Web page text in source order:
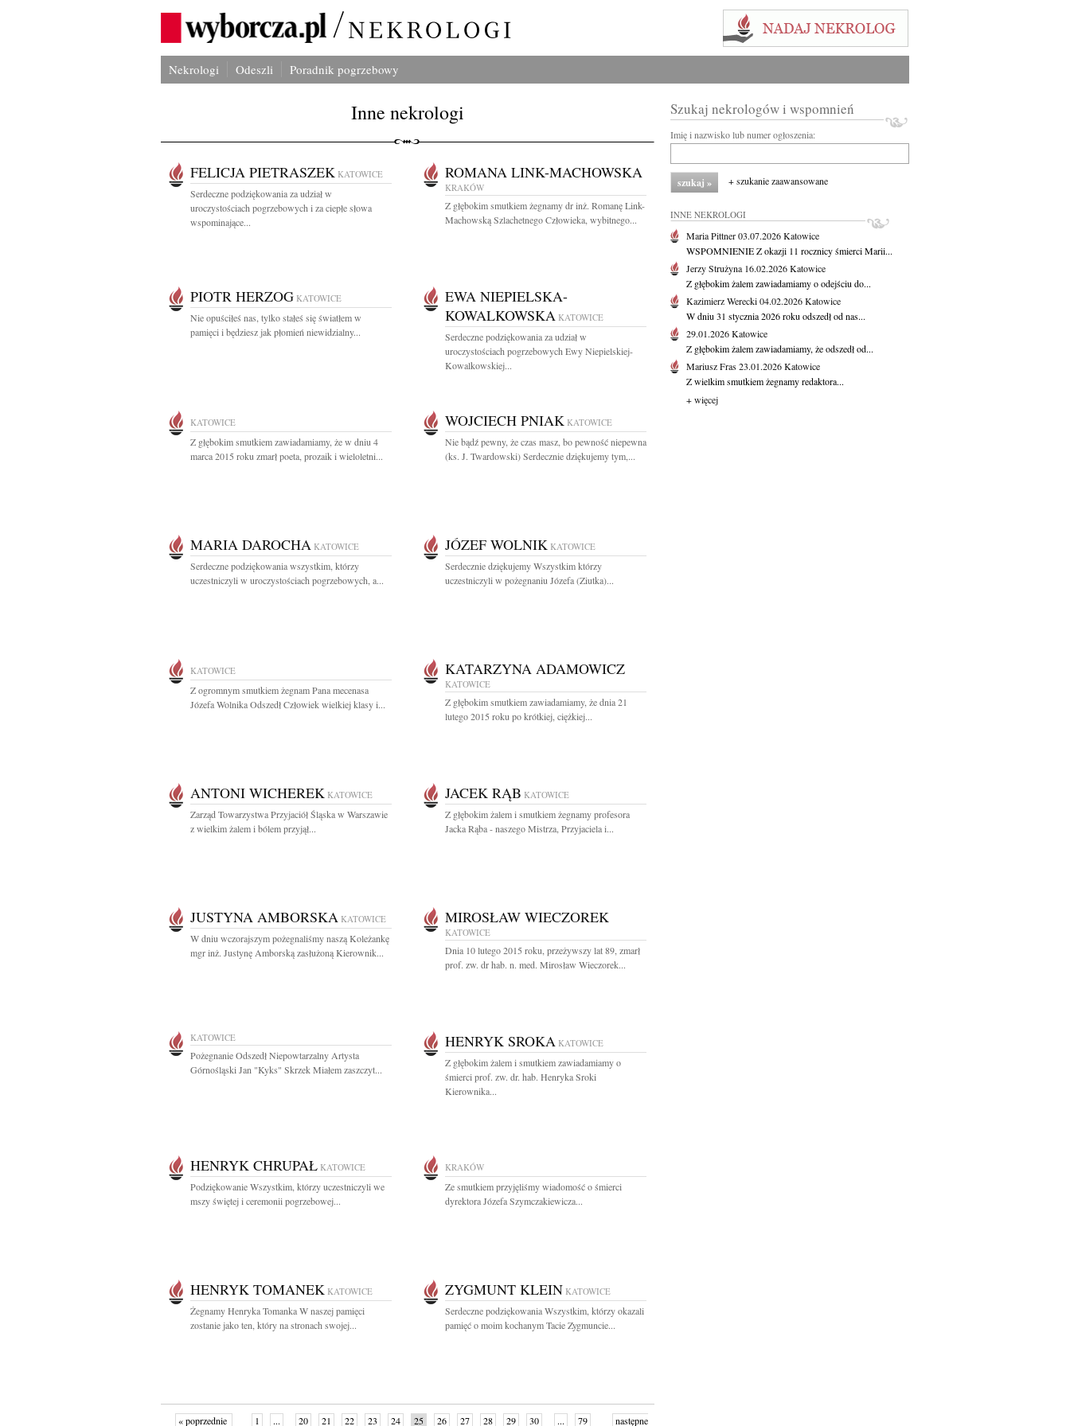
Nekrologi Odeszli Poradnik pogrzebowy
Inne nekrologi
FELICJA PIETRASZEK KATOWICE
Serdeczne podziękowania za udział w
uroczystościach pogrzebowych i za ciepłe słowa
wspominające...
ROMANA LINK-MACHOWSKA
KRAKÓW
Z głębokim smutkiem żegnamy dr inż. Romanę Link-
Machowską Szlachetnego Człowieka, wybitnego...
PIOTR HERZOG KATOWICE
Nie opuściłeś nas, tylko stałeś się światłem w
pamięci i będziesz jak płomień niewidzialny...
EWA NIEPIELSKA-
KOWALKOWSKA KATOWICE
Serdeczne podziękowania za udział w
uroczystościach pogrzebowych Ewy Niepielskiej-
Kowalkowskiej...
KATOWICE
Z głębokim smutkiem zawiadamiamy, że w dniu 4
marca 2015 roku zmarł poeta, prozaik i wieloletni...
WOJCIECH PNIAK KATOWICE
Nie bądź pewny, że czas masz, bo pewność niepewna
(ks. J. Twardowski) Serdecznie dziękujemy tym,...
MARIA DAROCHA KATOWICE
Serdeczne podziękowania wszystkim, którzy
uczestniczyli w uroczystościach pogrzebowych, a...
JÓZEF WOLNIK KATOWICE
Serdecznie dziękujemy Wszystkim którzy
uczestniczyli w pożegnaniu Józefa (Ziutka)...
KATOWICE
Z ogromnym smutkiem żegnam Pana mecenasa
Józefa Wolnika Odszedł Człowiek wielkiej klasy i...
KATARZYNA ADAMOWICZ
KATOWICE
Z głębokim smutkiem zawiadamiamy, że dnia 21
lutego 2015 roku po krótkiej, ciężkiej...
ANTONI WICHEREK KATOWICE
Zarząd Towarzystwa Przyjaciół Śląska w Warszawie
z wielkim żalem i bólem przyjął...
JACEK RĄB KATOWICE
Z głębokim żalem i smutkiem żegnamy profesora
Jacka Rąba - naszego Mistrza, Przyjaciela i...
JUSTYNA AMBORSKA KATOWICE
W dniu wczorajszym pożegnaliśmy naszą Koleżankę
mgr inż. Justynę Amborską zasłużoną Kierownik...
MIROSŁAW WIECZOREK
KATOWICE
Dnia 10 lutego 2015 roku, przeżywszy lat 89, zmarł
prof. zw. dr hab. n. med. Mirosław Wieczorek...
KATOWICE
Pożegnanie Odszedł Niepowtarzalny Artysta
Górnośląski Jan "Kyks" Skrzek Miałem zaszczyt...
HENRYK SROKA KATOWICE
Z głębokim żalem i smutkiem zawiadamiamy o
śmierci prof. zw. dr. hab. Henryka Sroki
Kierownika...
HENRYK CHRUPAŁ KATOWICE
Podziękowanie Wszystkim, którzy uczestniczyli we
mszy świętej i ceremonii pogrzebowej...
KRAKÓW
Ze smutkiem przyjęliśmy wiadomość o śmierci
dyrektora Józefa Szymczakiewicza...
HENRYK TOMANEK KATOWICE
Żegnamy Henryka Tomanka W naszej pamięci
zostanie jako ten, który na stronach swojej...
ZYGMUNT KLEIN KATOWICE
Serdeczne podziękowania Wszystkim, którzy okazali
pamięć o moim kochanym Tacie Zygmuncie...
« poprzednie 1 ... 20 21 22 23 24 25 26 27 28 29 30 ... 79 następne
Szukaj nekrologów i wspomnień
Imię i nazwisko lub numer ogłoszenia:
+ szukanie zaawansowane
INNE NEKROLOGI
Maria Pittner03.07.2026Katowice
WSPOMNIENIE Z okazji 11 rocznicy śmierci Marii...
Jerzy Strużyna 16.02.2026Katowice
Z głębokim żalem zawiadamiamy o odejściu do...
Kazimierz Werecki04.02.2026Katowice
W dniu 31 stycznia 2026 roku odszedł od nas...
29.01.2026Katowice
Z głębokim żalem zawiadamiamy, że odszedł od...
Mariusz Fras23.01.2026Katowice
Z wielkim smutkiem żegnamy redaktora...
+ więcej